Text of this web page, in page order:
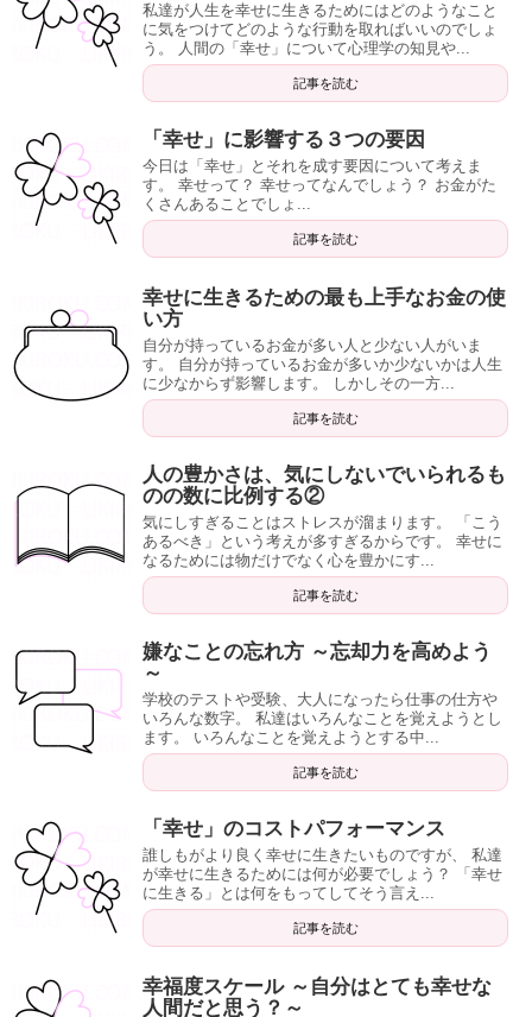
私達が人生を幸せに生きるためにはどのようなこと
に気をつけてどのような行動を取ればいいのでしょ
う。 人間の「幸せ」について心理学の知見や...
記事を読む
「幸せ」に影響する３つの要因
今日は「幸せ」とそれを成す要因について考えま
す。 幸せって？ 幸せってなんでしょう？ お金がた
くさんあることでしょ...
記事を読む
幸せに生きるための最も上手なお金の使
い方
自分が持っているお金が多い人と少ない人がいま
す。 自分が持っているお金が多いか少ないかは人生
に少なからず影響します。 しかしその一方...
記事を読む
人の豊かさは、気にしないでいられるも
のの数に比例する②
気にしすぎることはストレスが溜まります。 「こう
あるべき」という考えが多すぎるからです。 幸せに
なるためには物だけでなく心を豊かにす...
記事を読む
嫌なことの忘れ方 ～忘却力を高めよう
～
学校のテストや受験、大人になったら仕事の仕方や
いろんな数字。 私達はいろんなことを覚えようとし
ます。 いろんなことを覚えようとする中...
記事を読む
「幸せ」のコストパフォーマンス
誰しもがより良く幸せに生きたいものですが、 私達
が幸せに生きるためには何が必要でしょう？ 「幸せ
に生きる」とは何をもってしてそう言え...
記事を読む
幸福度スケール ～自分はとても幸せな
人間だと思う？～